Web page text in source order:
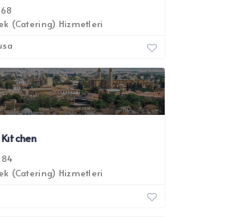
(Catering) Hizmetleri
(Catering) Hizmetleri